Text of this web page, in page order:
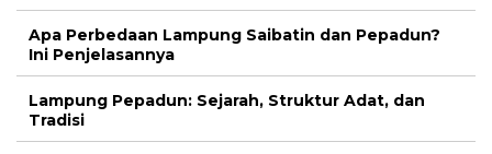
Apa Perbedaan Lampung Saibatin dan Pepadun?
Ini Penjelasannya
Lampung Pepadun: Sejarah, Struktur Adat, dan
Tradisi